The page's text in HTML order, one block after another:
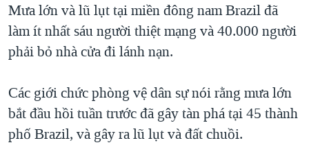
VĂN HOÁ
THỂ THAO
TRỊNH VĨNH BÌNH - NGƯỜI HẠ 'BÊN THẮNG CUỘC'
GROUND ZERO – XƯA VÀ NAY
CHI PHÍ CHIẾN TRANH AFGHANISTAN
CÁC GIÁ TRỊ CỘNG HÒA Ở VIỆT NAM
THƯỢNG ĐỈNH TRUMP-KIM TẠI VIỆT NAM
TRỊNH VĨNH BÌNH VS. CHÍNH PHỦ VIỆT NAM
Ngôn ngữ khác
Mưa lớn và lũ lụt tại miền đông nam Brazil đã
làm ít nhất sáu người thiệt mạng và 40.000 người
phải bỏ nhà cửa đi lánh nạn.
Các giới chức phòng vệ dân sự nói rằng mưa lớn
bắt đầu hồi tuần trước đã gây tàn phá tại 45 thành
phố Brazil, và gây ra lũ lụt và đất chuồi.